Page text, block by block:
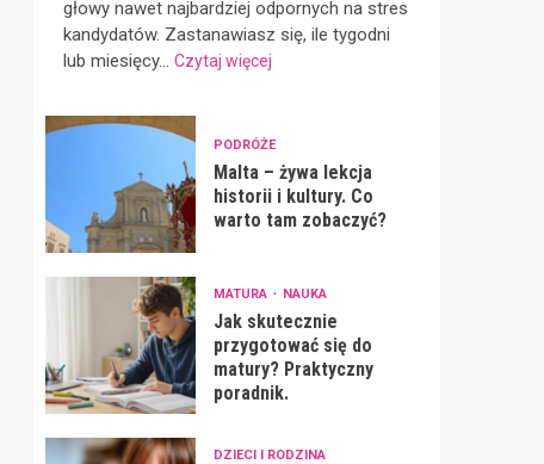
głowy nawet najbardziej odpornych na stres
kandydatów. Zastanawiasz się, ile tygodni
lub miesięcy... Czytaj więcej
PODRÓŻE
Malta – żywa lekcja
historii i kultury. Co
warto tam zobaczyć?
MATURA NAUKA
Jak skutecznie
przygotować się do
matury? Praktyczny
poradnik.
DZIECI I RODZINA